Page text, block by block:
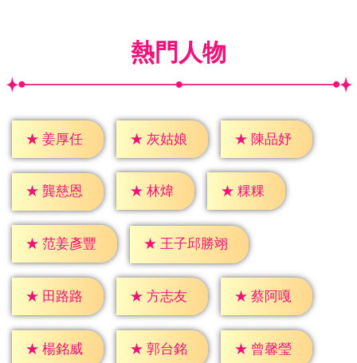
熱門人物
★ 姜厚任 ★ 灰姑娘 ★ 陳品妤
★ 龔慈恩 ★ 林煒 ★ 粿粿
★ 范姜彥豐 ★ 王子邱勝翊
★ 田路路 ★ 方志友 ★ 蔡阿嘎
★ 楊銘威 ★ 郭台銘 ★ 曾馨瑩